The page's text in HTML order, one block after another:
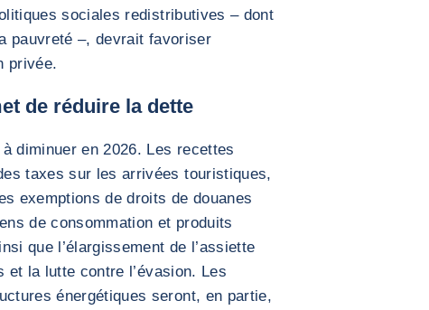
sociales redistributives – dont
pauvreté –, devrait favoriser
privée.
de réduire la dette
diminuer en 2026. Les recettes
taxes sur les arrivées touristiques,
exemptions de droits de douanes
de consommation et produits
que l’élargissement de l’assiette
la lutte contre l’évasion. Les
énergétiques seront, en partie,